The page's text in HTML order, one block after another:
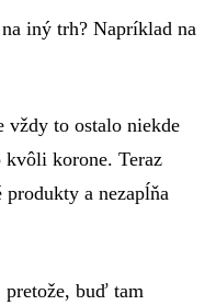
iný trh? Napríklad na
vždy to ostalo niekde
korone. Teraz
a nezapĺňa
pretože, buď tam